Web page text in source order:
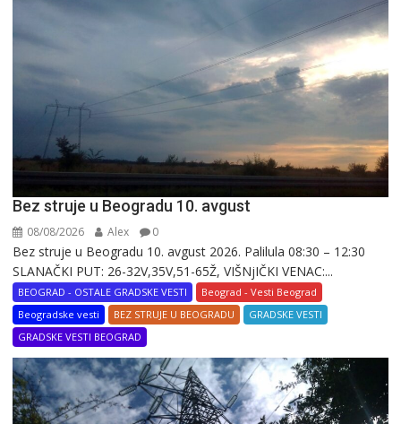
Bez struje u Beogradu 10. avgust
08/08/2026 Alex 0
Bez struje u Beogradu 10. avgust 2026. Palilula 08:30 – 12:30
SLANAČKI PUT: 26-32V,35V,51-65Ž, VIŠNjIČKI VENAC:...
BEOGRAD - OSTALE GRADSKE VESTI
Beograd - Vesti Beograd
Beogradske vesti
BEZ STRUJE U BEOGRADU
GRADSKE VESTI
GRADSKE VESTI BEOGRAD